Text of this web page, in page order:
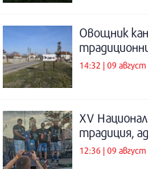
Овощник
14:32 | 09
XV
традиция,
12:36 | 09